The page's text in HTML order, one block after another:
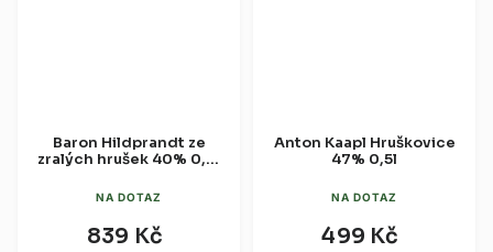
Baron Hildprandt ze
zralých hrušek 40% 0,7l
NA DOTAZ
839 Kč
Anton Kaapl Hruškovice
47% 0,5l
NA DOTAZ
499 Kč